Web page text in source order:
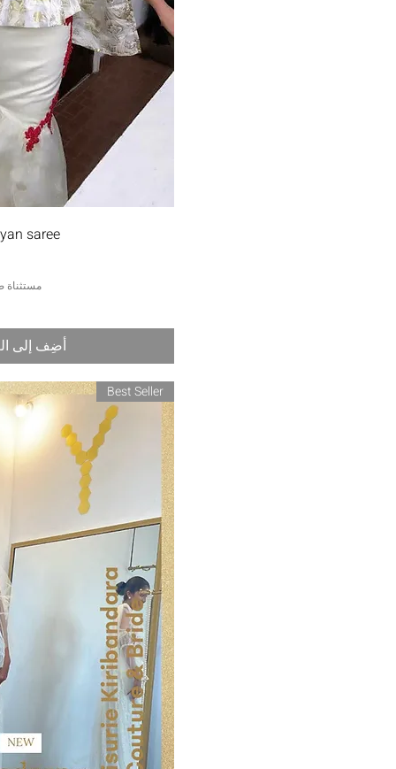
العرض
saree
مستثناة
أضِف إلى
Best Seller